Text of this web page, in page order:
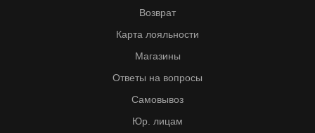
Возврат
Карта лояльности
Магазины
Ответы на вопросы
Самовывоз
Юр. лицам